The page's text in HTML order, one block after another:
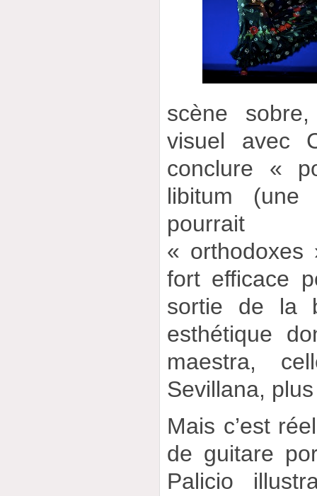
scène
visuel avec
conclure «
libitum (une
pourrait
« orthodoxes
fort efficace
sortie de la
esthétique
maestra,
Sevillana,
Mais c’est
de guitare
Palicio